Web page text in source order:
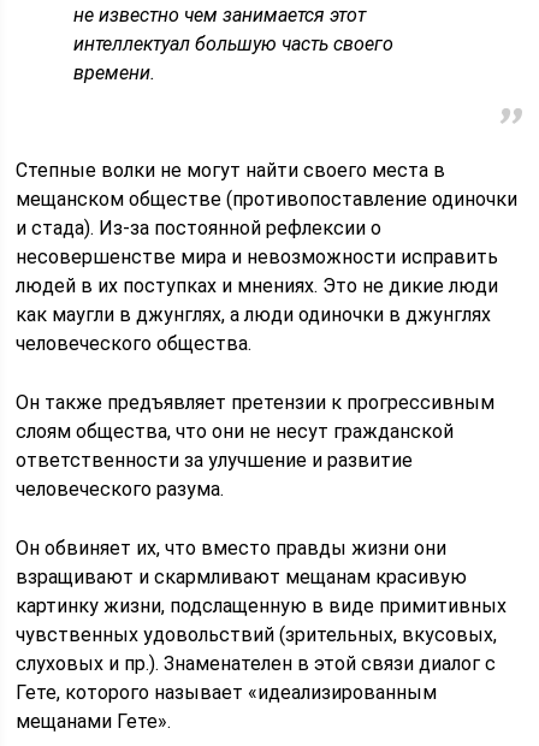
не известно чем занимается этот
интеллектуал большую часть своего
времени.
Степные волки не могут найти своего места в
мещанском обществе (противопоставление одиночки
и стада). Из-за постоянной рефлексии о
несовершенстве мира и невозможности исправить
людей в их поступках и мнениях. Это не дикие люди
как маугли в джунглях, а люди одиночки в джунглях
человеческого общества.
Он также предъявляет претензии к прогрессивным
слоям общества, что они не несут гражданской
ответственности за улучшение и развитие
человеческого разума.
Он обвиняет их, что вместо правды жизни они
взращивают и скармливают мещанам красивую
картинку жизни, подслащенную в виде примитивных
чувственных удовольствий (зрительных, вкусовых,
слуховых и пр.). Знаменателен в этой связи диалог с
Гете, которого называет «идеализированным
мещанами Гете».